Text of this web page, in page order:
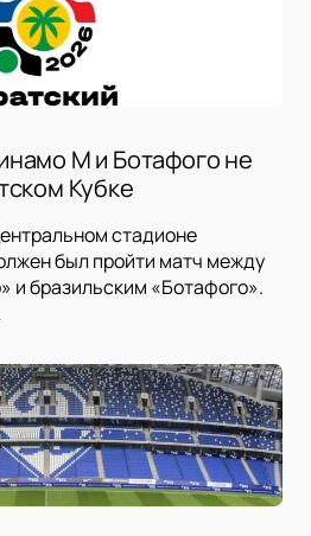
М и Ботафого не
Кубке
стадионе
был пройти матч между
и бразильским «Ботафого».